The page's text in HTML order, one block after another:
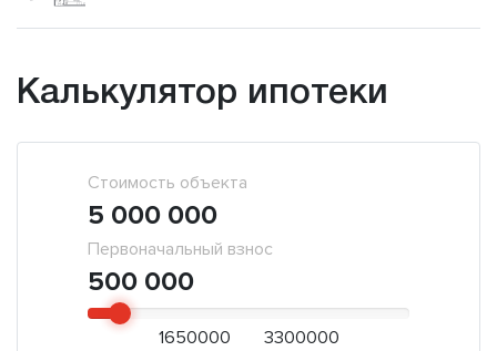
Калькулятор ипотеки
Первоначальный взнос
500 000
Стоимость объекта
5 000 000
1650000
3300000